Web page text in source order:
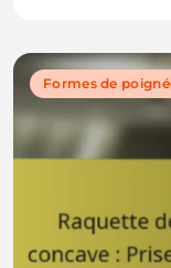
Formes de